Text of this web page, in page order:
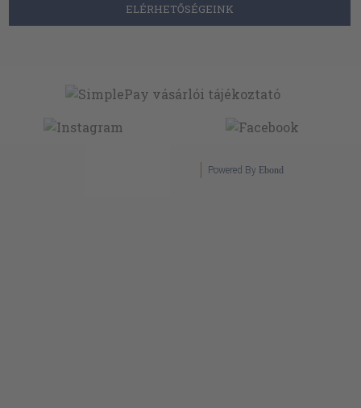
ELÉRHETŐSÉGEINK
Powered By Ebond